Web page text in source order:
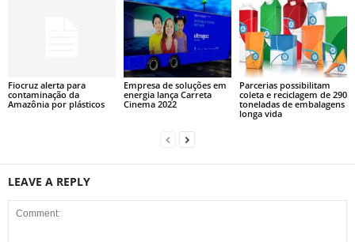
Fiocruz alerta para
contaminação da
Amazônia por plásticos
Empresa de soluções em
energia lança Carreta
Cinema 2022
Parcerias possibilitam
coleta e reciclagem de 290
toneladas de embalagens
longa vida
LEAVE A REPLY